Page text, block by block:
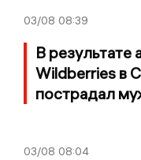
03/08 08:39
В результате
Wildberries в
пострадал
03/08 08:04